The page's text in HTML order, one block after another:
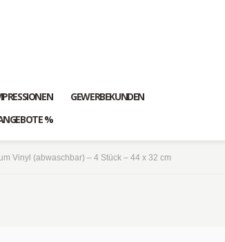
GEWERBEKUNDEN
%
Vinyl (abwaschbar) – 4 Stück – 44 x 32 cm